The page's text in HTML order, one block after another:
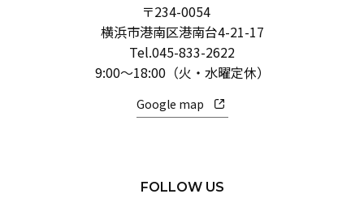
〒234-0054
横浜市港南区港南台4-21-17
Tel.045-833-2622
9:00～18:00（火・水曜定休）
Google map
FOLLOW US